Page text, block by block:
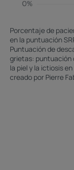
Porcentaje de
en la puntuación
Puntuación de
grietas: puntuación
la piel y la ictiosis
creado por Pierre